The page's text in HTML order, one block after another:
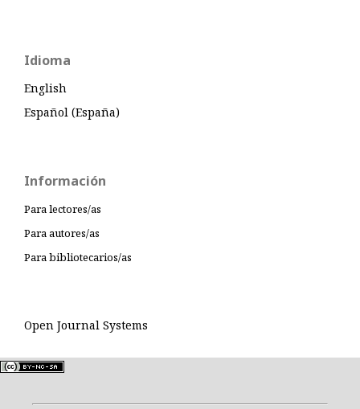
Idioma
English
Español (España)
Información
Para lectores/as
Para autores/as
Para bibliotecarios/as
Open Journal Systems